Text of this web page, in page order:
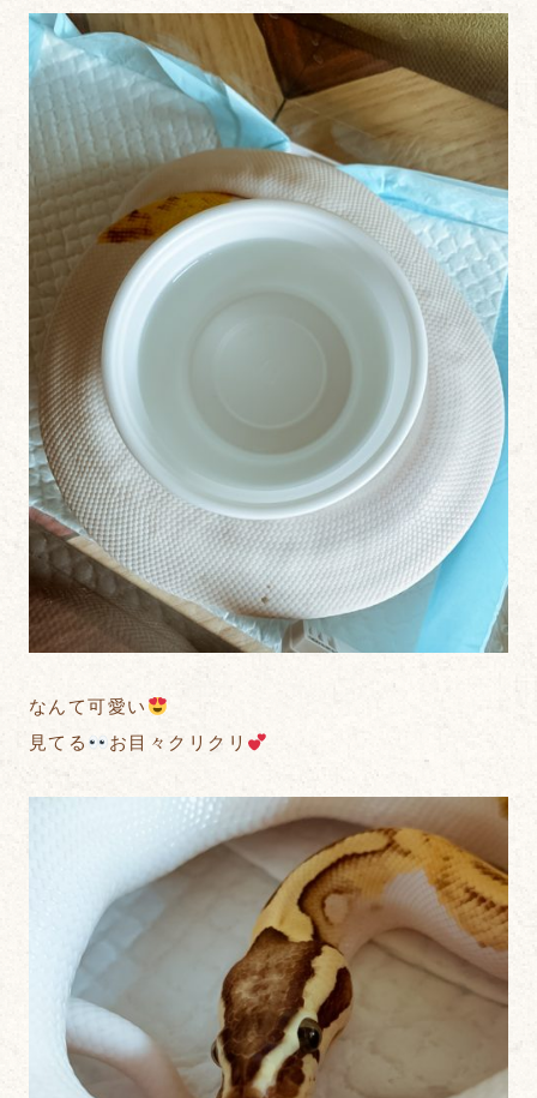
なんて可愛い
見てる
お目々クリクリ